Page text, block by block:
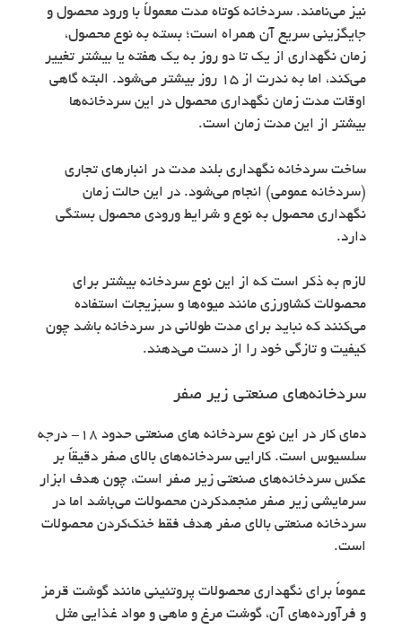
نیز می‌نامند. سردخانه کوتاه مدت معمولاً با ورود محصول و
جایگزینی سریع آن همراه است؛ بسته به نوع محصول،
زمان نگهداری از یک تا دو روز به یک هفته یا بیشتر تغییر
می‌کند، اما به ندرت از 15 روز بیشتر می‌شود. البته گاهی
اوقات مدت زمان نگهداری محصول در این سردخانه‌ها
بیشتر از این مدت زمان است.
ساخت سردخانه نگهداری بلند مدت در انبارهای تجاری
(سردخانه عمومی) انجام می‌شود. در این حالت زمان
نگهداری محصول به نوع و شرایط ورودی محصول بستگی
دارد.
لازم به ذکر است که از این نوع سردخانه بیشتر برای
محصولات کشاورزی مانند میوه‌ها و سبزیجات استفاده
می‌کنند که نباید برای مدت طولانی در سردخانه باشد چون
کیفیت و تازگی خود را از دست می‌دهند.
سردخانه‌های صنعتی زیر صفر
دمای کار در این نوع سردخانه های صنعتی حدود ۱۸- درجه
سلسیوس است. کارایی سردخانه‌های بالای صفر دقیقاً بر
عکس سردخانه‌های صنعتی زیر صفر است، چون هدف ابزار
سرمایشی زیر صفر منجمدکردن محصولات می‌باشد اما در
سردخانه‌ صنعتی بالای صفر هدف فقط خنک‌کردن محصولات
است.
عموماً برای نگهداری محصولات پروتئینی مانند گوشت قرمز
و فرآورده‌های آن، گوشت مرغ و ماهی و مواد غذایی مثل